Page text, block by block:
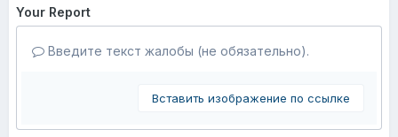
Your Report
Введите текст жалобы (не обязательно).
Вставить изображение по ссылке